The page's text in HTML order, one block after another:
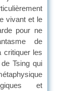
vivant et le
pour ne
de
critiquer les
Tsing qui
et